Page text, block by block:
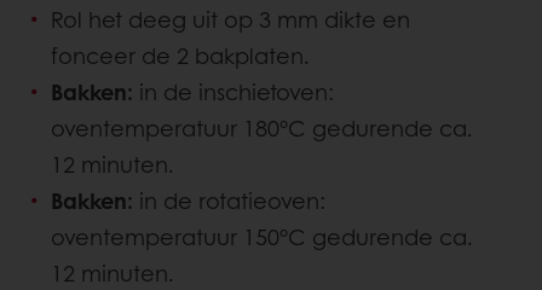
Rol het deeg uit op 3 mm dikte en
fonceer de 2 bakplaten.
Bakken: in de inschietoven:
oventemperatuur 180°C gedurende ca.
12 minuten.
Bakken: in de rotatieoven:
oventemperatuur 150°C gedurende ca.
12 minuten.